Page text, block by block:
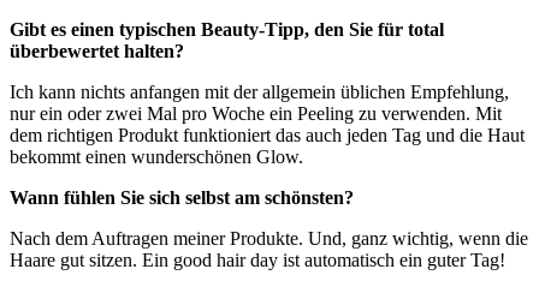
Gibt es einen typischen Beauty-Tipp, den Sie für total
überbewertet halten?
Ich kann nichts anfangen mit der allgemein üblichen Empfehlung,
nur ein oder zwei Mal pro Woche ein Peeling zu verwenden. Mit
dem richtigen Produkt funktioniert das auch jeden Tag und die Haut
bekommt einen wunderschönen Glow.
Wann fühlen Sie sich selbst am schönsten?
Nach dem Auftragen meiner Produkte. Und, ganz wichtig, wenn die
Haare gut sitzen. Ein good hair day ist automatisch ein guter Tag!